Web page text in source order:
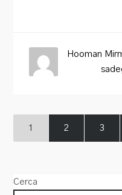
Hooman
1 2 3
Cerca